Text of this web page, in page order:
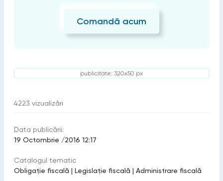
Comandă acum
publicitate: 320x50 px
4223 vizualizări
Data publicării:
19 Octombrie /2016 12:17
Catalogul tematic
Obligație fiscală | Legislație fiscală | Administrare fiscală